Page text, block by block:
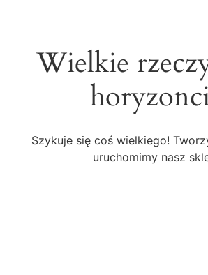
Wielkie
Szykuje się coś wielkiego!
uruchomimy nasz